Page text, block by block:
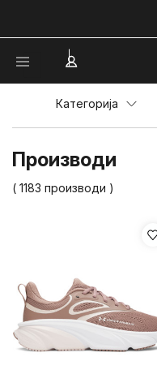
Производи
( 1183 производи )
Категорија